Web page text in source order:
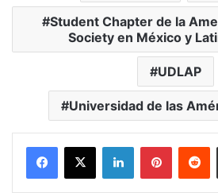
Student Chapter de la
Society en México y
UDLAP
Universidad de las
LinkedInPinterest